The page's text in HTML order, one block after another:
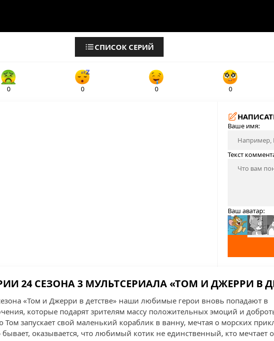
СПИСОК СЕРИЙ
0 0 0 0
Ваше имя:
Текст
Ваш аватар:
24 СЕЗОНА 3 МУЛЬТСЕРИАЛА «ТОМ И ДЖЕРРИ В
«Том и Джерри в детстве» наши любимые герои вновь попадают в
которые подарят зрителям массу положительных эмоций и
Том запускает свой маленький кораблик в ванну, мечтая о морских
бывает, оказывается, что любимый котик не единственный, кто мечтает о